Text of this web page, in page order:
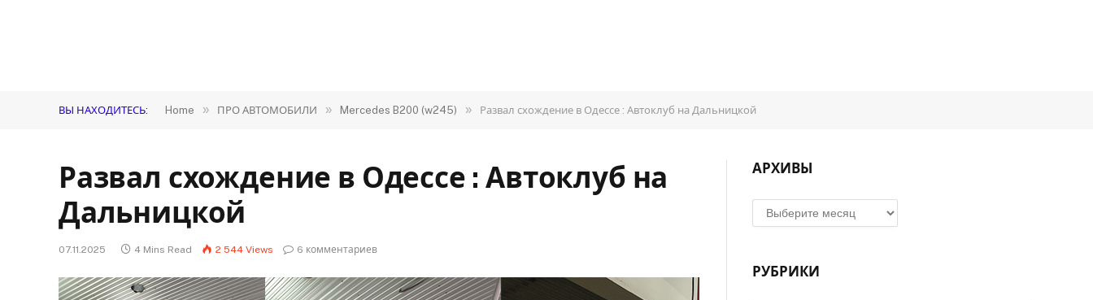
ВЫ НАХОДИТЕСЬ: Home » ПРО АВТОМОБИЛИ » Mercedes B200 (w245) » Развал схождение в Одессе : Автоклуб на Дальницкой
Развал схождение в Одессе : Автоклуб на
Дальницкой
07.11.2025 4 Mins Read 2 544 Views 6 комментариев
АРХИВЫ
Архивы
РУБРИКИ